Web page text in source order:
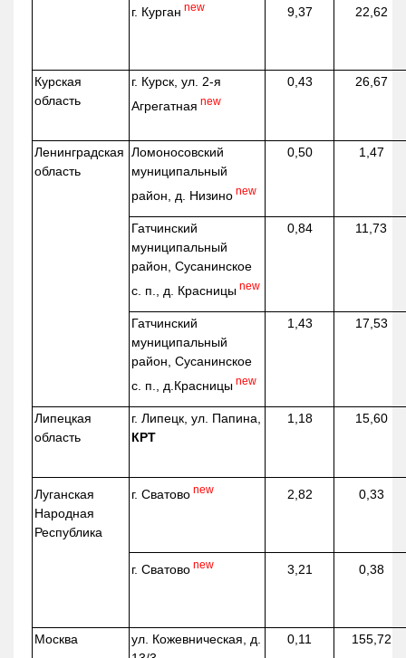
г. Курган new 9,37 22,62
Курская
область
г. Курск, ул. 2-я
Агрегатная new
0,43 26,67
Ленинградская
область
Ломоносовский
муниципальный
район, д. Низино new
0,50 1,47
Гатчинский
муниципальный
район, Сусанинское
с. п., д. Красницы new
0,84 11,73
Гатчинский
муниципальный
район, Сусанинское
с. п., д.Красницы new
1,43 17,53
Липецкая
область
г. Липецк, ул. Папина,
КРТ
1,18 15,60
Луганская
Народная
Республика
г. Сватово new 2,82 0,33
г. Сватово new 3,21 0,38
Москва ул. Кожевническая, д.
0,11 155,72